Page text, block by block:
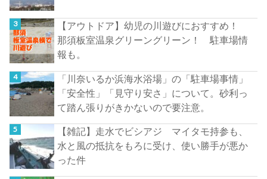
【アウトドア】幼児の川遊びにおすすめ！
那須板室温泉グリーングリーン！ 駐車場情
報も。
「川奈いるか浜海水浴場」の「駐車場事情」
「安全性」「見守り安さ」について。砂利っ
て踏ん張りがきかないので要注意。
【雑記】走水でビシアジ マイタモ持参も、
水と風の抵抗をもろに受け、使い勝手が悪か
った件